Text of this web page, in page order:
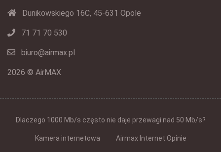
Dunikowskiego 16C, 45-631 Opole
71 71 70 530
biuro@airmax.pl
2026 © AirMAX
Dlaczego 1000 Mb/s często nie daje przewagi nad 50 Mb/s?
Kamera internetowa Airmax Internet Opinie